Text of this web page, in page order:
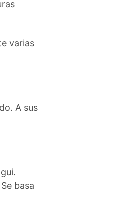
varias
A sus
basa